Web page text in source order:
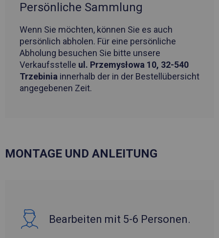
Persönliche Sammlung
Wenn Sie möchten, können Sie es auch
persönlich abholen. Für eine persönliche
Abholung besuchen Sie bitte unsere
Verkaufsstelle ul. Przemysłowa 10, 32-540
Trzebinia innerhalb der in der Bestellübersicht
angegebenen Zeit.
MONTAGE UND ANLEITUNG
Bearbeiten mit 5-6 Personen.